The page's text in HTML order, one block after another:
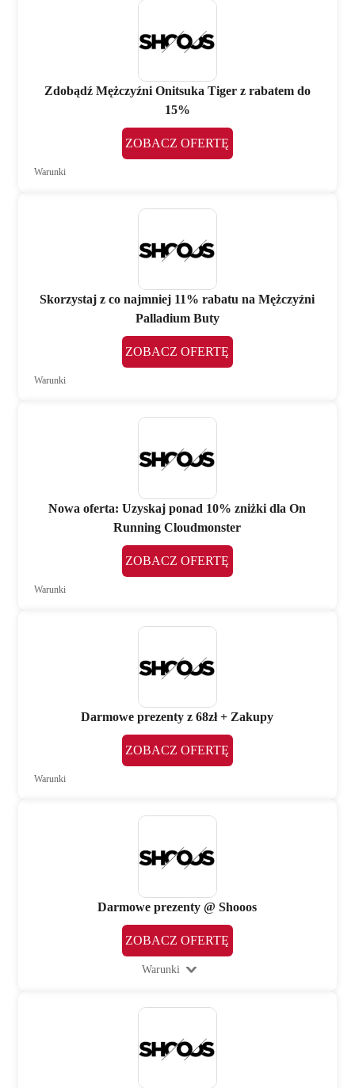
Zdobądź Mężczyźni Onitsuka Tiger z rabatem do
15%
ZOBACZ OFERTĘ
Warunki
Skorzystaj z co najmniej 11% rabatu na Mężczyźni
Palladium Buty
ZOBACZ OFERTĘ
Warunki
Nowa oferta: Uzyskaj ponad 10% zniżki dla On
Running Cloudmonster
ZOBACZ OFERTĘ
Warunki
Darmowe prezenty z 68zł + Zakupy
ZOBACZ OFERTĘ
Warunki
Darmowe prezenty @ Shooos
ZOBACZ OFERTĘ
Warunki